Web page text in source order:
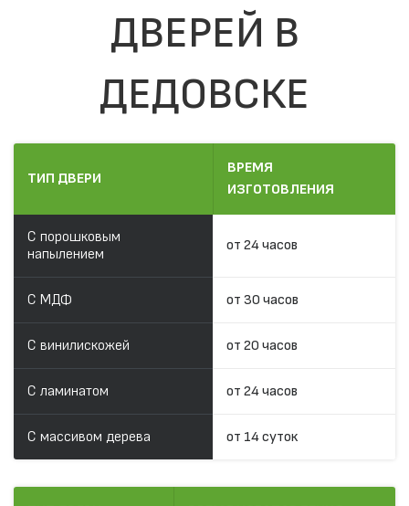
ДВЕРЕЙ В
ДЕДОВСКЕ
ТИП ДВЕРИ
ВРЕМЯ
ИЗГОТОВЛЕНИЯ
С порошковым
напылением
от 24 часов
С МДФ от 30 часов
С винилискожей от 20 часов
С ламинатом от 24 часов
С массивом дерева от 14 суток